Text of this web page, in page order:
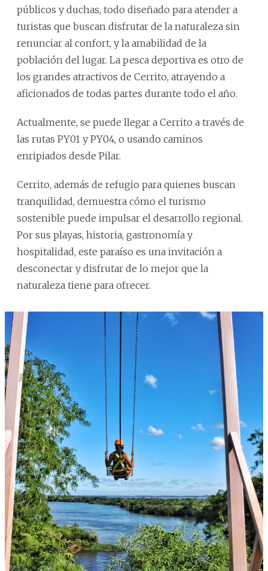
públicos y duchas, todo diseñado para atender a
turistas que buscan disfrutar de la naturaleza sin
renunciar al confort, y la amabilidad de la
población del lugar. La pesca deportiva es otro de
los grandes atractivos de Cerrito, atrayendo a
aficionados de todas partes durante todo el año.
Actualmente, se puede llegar a Cerrito a través de
las rutas PY01 y PY04, o usando caminos
enripiados desde Pilar.
Cerrito, además de refugio para quienes buscan
tranquilidad, demuestra cómo el turismo
sostenible puede impulsar el desarrollo regional.
Por sus playas, historia, gastronomía y
hospitalidad, este paraíso es una invitación a
desconectar y disfrutar de lo mejor que la
naturaleza tiene para ofrecer.